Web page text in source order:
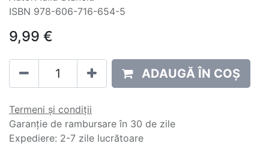
ISBN 978-606-716-654-5
9,99 €
ADAUGĂ ÎN COȘ
Termeni și condiții
Garanție de rambursare în 30 de zile
Expediere: 2-7 zile lucrătoare